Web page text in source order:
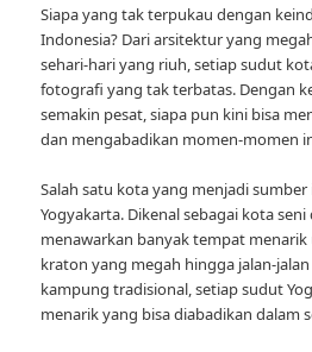
Siapa yang tak terpukau dengan
Indonesia? Dari arsitektur yang
sehari-hari yang riuh, setiap sudut
fotografi yang tak terbatas. Dengan
semakin pesat, siapa pun kini bisa
dan mengabadikan momen-momen
Salah satu kota yang menjadi
Yogyakarta. Dikenal sebagai kota
menawarkan banyak tempat
kraton yang megah hingga jalan-
kampung tradisional, setiap sudut
menarik yang bisa diabadikan dalam